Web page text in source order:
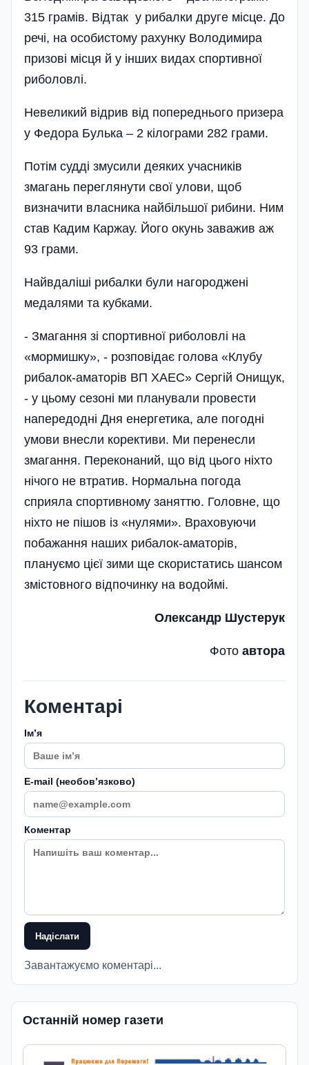
315 грамів. Відтак у рибалки друге місце. До
речі, на особистому рахунку Володимира
призові місця й у інших видах спортивної
риболовлі.
Невеликий відрив від попереднього призера
у Федора Булька – 2 кілограми 282 грами.
Потім судді змусили деяких учасників
змагань переглянути свої улови, щоб
визначити власника найбільшої рибини. Ним
став Кадим Каржау. Його окунь заважив аж
93 грами.
Найвдаліші рибалки були нагороджені
медалями та кубками.
- Змагання зі спортивної риболовлі на
«мормишку», - розповідає голова «Клубу
рибалок-аматорів ВП ХАЕС» Сергій Онищук,
- у цьому сезоні ми планували провести
напередодні Дня енергетика, але погодні
умови внесли корективи. Ми перенесли
змагання. Переконаний, що від цього ніхто
нічого не втратив. Нормальна погода
сприяла спортивному заняттю. Головне, що
ніхто не пішов із «нулями». Враховуючи
побажання наших рибалок-аматорів,
плануємо цієї зими ще скористатись шансом
змістовного відпочинку на водоймі.
Олександр Шустерук
Фото автора
Коментарі
Імʼя
E-mail (необовʼязково)
Коментар
Надіслати
Завантажуємо коментарі...
Останній номер газети